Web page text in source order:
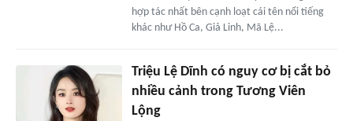
hợp tác nhất bên cạnh loạt cái tên nổi tiếng
khác như Hồ Ca, Giả Linh, Mã Lệ...
Triệu Lệ Dĩnh có nguy cơ bị cắt bỏ
nhiều cảnh trong Tương Viên
Lộng